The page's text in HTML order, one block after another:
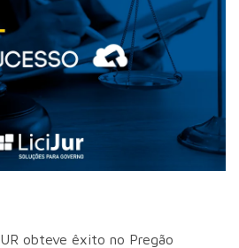
obteve êxito no Pregão